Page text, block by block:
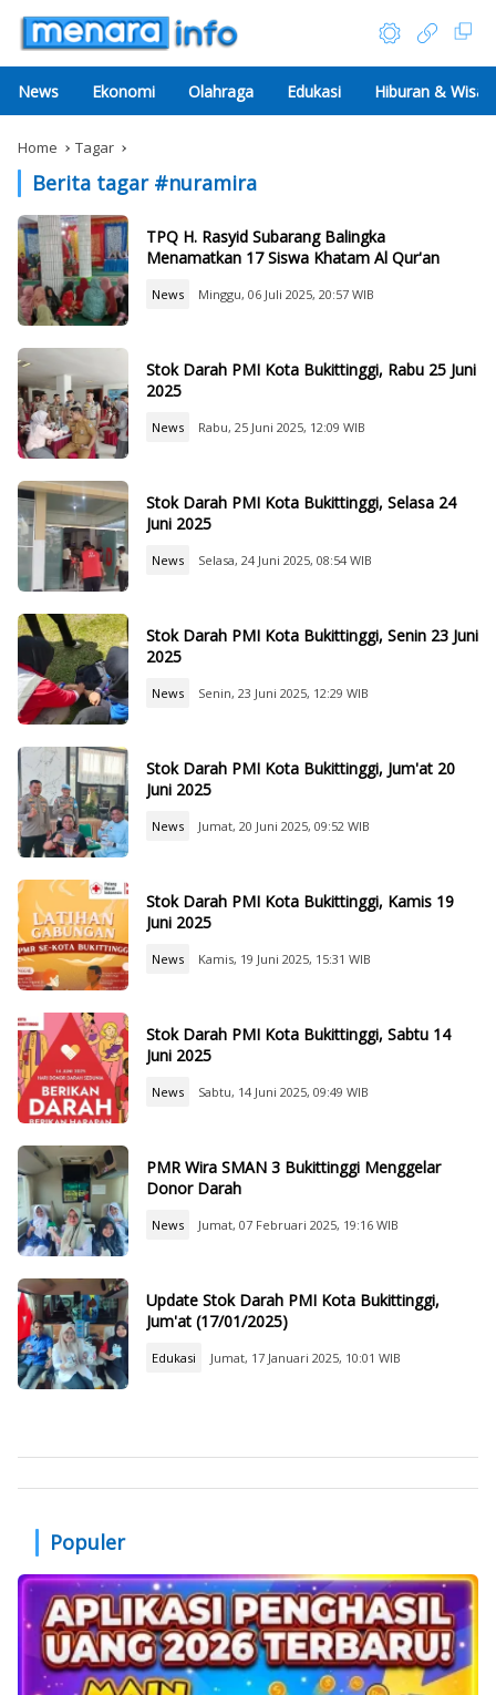
News Ekonomi Olahraga Edukasi Hiburan &
Home Tagar
Berita tagar #nuramira
TPQ H. Rasyid Subarang Balingka
Menamatkan 17 Siswa Khatam Al Qur'an
News Minggu, 06 Juli 2025, 20:57 WIB
Stok Darah PMI Kota Bukittinggi, Rabu 25 Juni
2025
News Rabu, 25 Juni 2025, 12:09 WIB
Stok Darah PMI Kota Bukittinggi, Selasa 24
Juni 2025
News Selasa, 24 Juni 2025, 08:54 WIB
Stok Darah PMI Kota Bukittinggi, Senin 23 Juni
2025
News Senin, 23 Juni 2025, 12:29 WIB
Stok Darah PMI Kota Bukittinggi, Jum'at 20
Juni 2025
News Jumat, 20 Juni 2025, 09:52 WIB
Stok Darah PMI Kota Bukittinggi, Kamis 19
Juni 2025
News Kamis, 19 Juni 2025, 15:31 WIB
Stok Darah PMI Kota Bukittinggi, Sabtu 14
Juni 2025
News Sabtu, 14 Juni 2025, 09:49 WIB
PMR Wira SMAN 3 Bukittinggi Menggelar
Donor Darah
News Jumat, 07 Februari 2025, 19:16 WIB
Update Stok Darah PMI Kota Bukittinggi,
Jum'at (17/01/2025)
Edukasi Jumat, 17 Januari 2025, 10:01 WIB
Populer